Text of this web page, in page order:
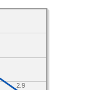
2.9